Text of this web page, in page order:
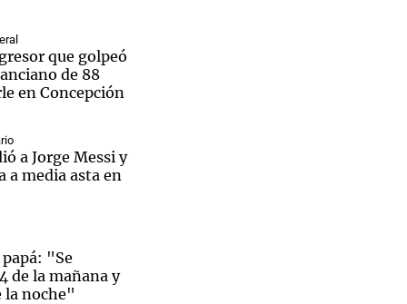
que golpeó
de 88
en Concepción
a Jorge Messi y
a media asta en
"Se
de la mañana y
la noche"